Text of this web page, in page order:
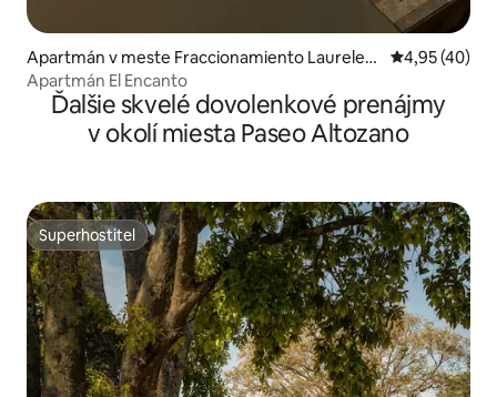
Apartmán v meste Fraccionamiento Laureles
Eréndira
Priemerné
4,95 (40)
Apartmán El Encanto
Ďalšie skvelé dovolenkové prenájmy
v okolí miesta Paseo Altozano
Superhostiteľ
Superhostiteľ